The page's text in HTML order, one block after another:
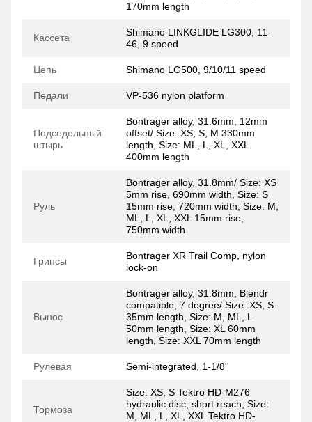
170mm length
Кассета
Shimano LINKGLIDE LG300, 11-
46, 9 speed
Цепь Shimano LG500, 9/10/11 speed
Педали VP-536 nylon platform
Подседельный
штырь
Bontrager alloy, 31.6mm, 12mm
offset/ Size: XS, S, M 330mm
length, Size: ML, L, XL, XXL
400mm length
Руль
Bontrager alloy, 31.8mm/ Size: XS
5mm rise, 690mm width, Size: S
15mm rise, 720mm width, Size: M,
ML, L, XL, XXL 15mm rise,
750mm width
Грипсы
Bontrager XR Trail Comp, nylon
lock-on
Вынос
Bontrager alloy, 31.8mm, Blendr
compatible, 7 degree/ Size: XS, S
35mm length, Size: M, ML, L
50mm length, Size: XL 60mm
length, Size: XXL 70mm length
Рулевая Semi-integrated, 1-1/8''
Тормоза
Size: XS, S Tektro HD-M276
hydraulic disc, short reach, Size:
M, ML, L, XL, XXL Tektro HD-